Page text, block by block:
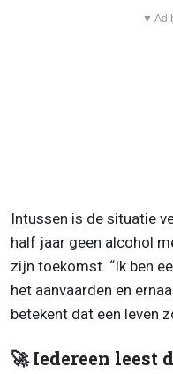
▼ Ad
Intussen is de situatie
half jaar geen alcohol
zijn toekomst. “Ik ben
het aanvaarden en
betekent dat een leven
🚀 Iedereen leest